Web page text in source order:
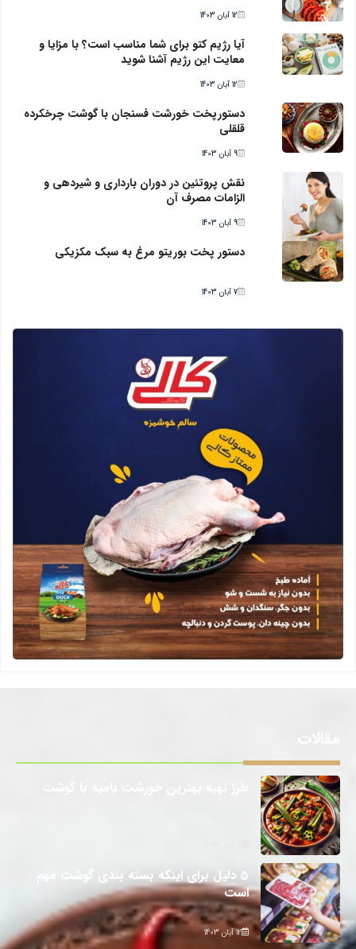
12 آبان 1403
آیا رژیم کتو برای شما مناسب است؟ با مزایا و
معایت این رژیم آشنا شوید
12 آبان 1403
دستورپخت خورشت فسنجان با گوشت چرخکرده
قلقلی
9 آبان 1403
نقش پروتئین در دوران بارداری و شیردهی و
الزامات مصرف آن
9 آبان 1403
دستور پخت بوریتو مرغ به سبک مکزیکی
7 آبان 1403
5 دلیل برای اینکه بسته بندی گوشت مهم
است
12 آبان 1403